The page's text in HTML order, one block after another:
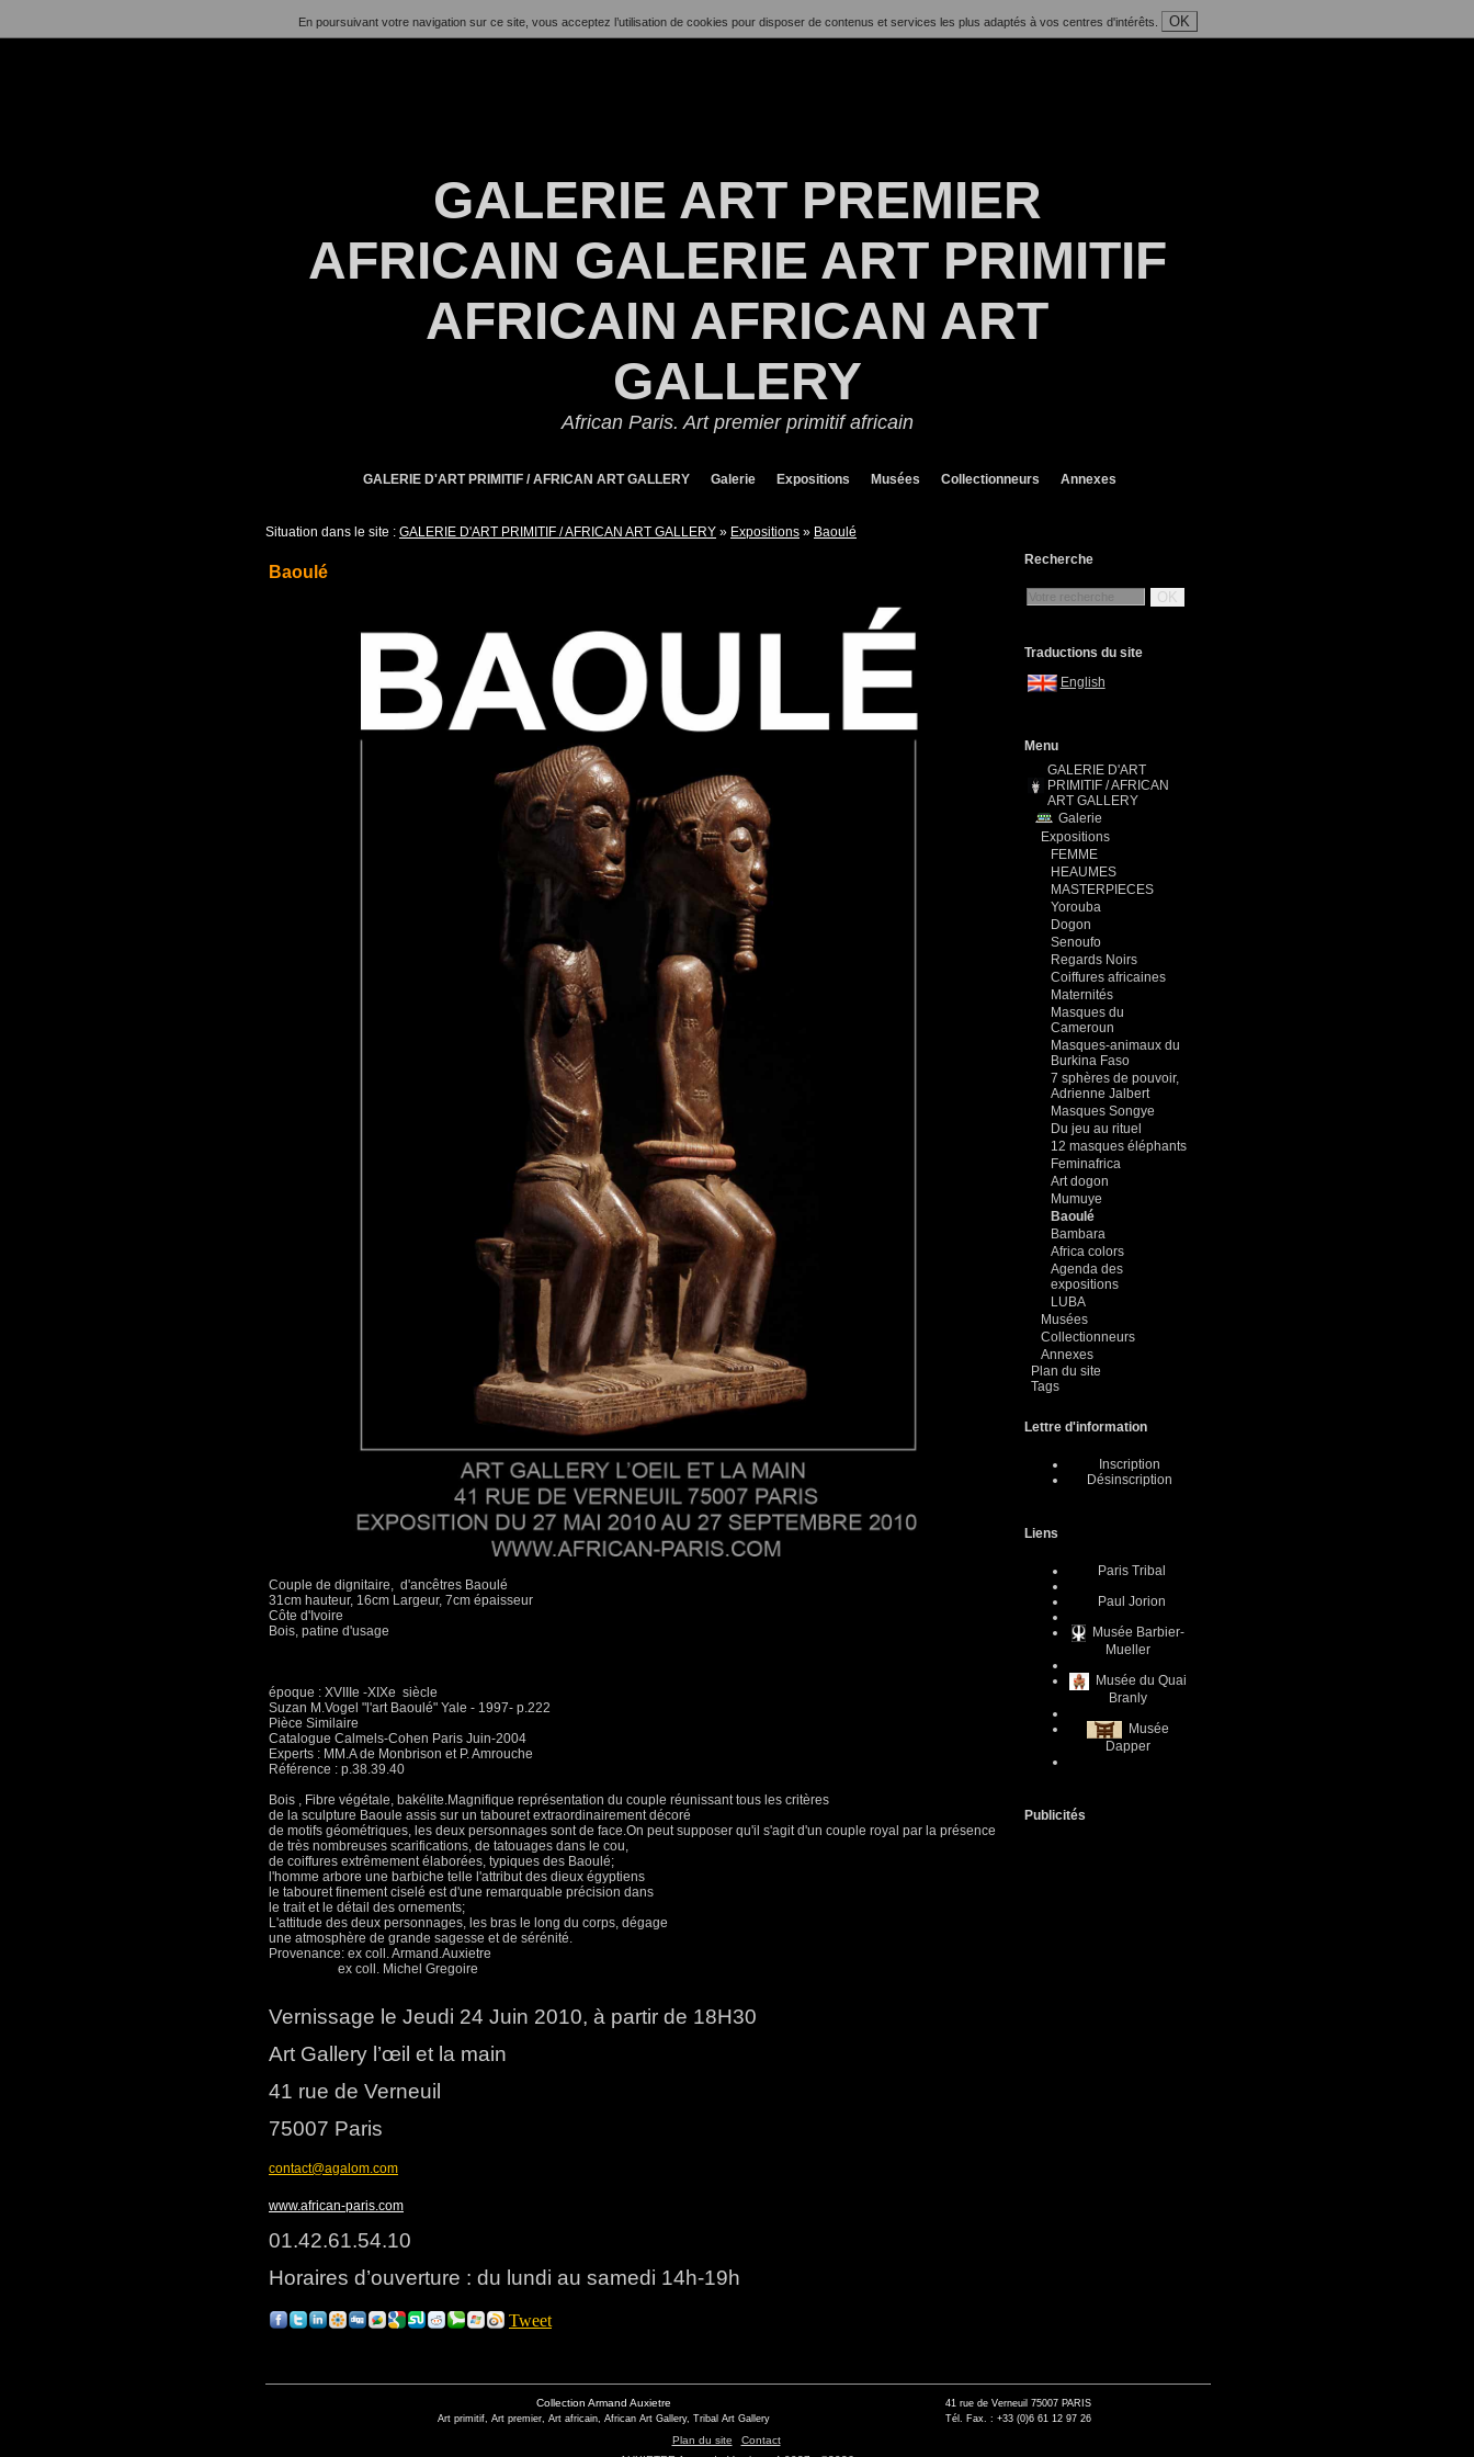
En poursuivant votre navigation sur ce site, vous acceptez l’utilisation de cookies pour disposer de contenus et services les plus adaptés à vos centres d'intérêts. OK
GALERIE ART PREMIER
AFRICAIN GALERIE ART PRIMITIF
AFRICAIN AFRICAN ART
GALLERY
African Paris. Art premier primitif africain
GALERIE D'ART PRIMITIF / AFRICAN ART GALLERY Galerie Expositions Musées Collectionneurs Annexes
Situation dans le site : GALERIE D'ART PRIMITIF / AFRICAN ART GALLERY » Expositions » Baoulé
Baoulé
Couple de dignitaire, d'ancêtres Baoulé
31cm hauteur, 16cm Largeur, 7cm épaisseur
Côte d'Ivoire
Bois, patine d'usage
époque : XVIIIe -XIXe siècle
Suzan M.Vogel "l'art Baoulé" Yale - 1997- p.222
Pièce Similaire
Catalogue Calmels-Cohen Paris Juin-2004
Experts : MM.A de Monbrison et P. Amrouche
Référence : p.38.39.40
Bois , Fibre végétale, bakélite.Magnifique représentation du couple réunissant tous les critères
de la sculpture Baoule assis sur un tabouret extraordinairement décoré
de motifs géométriques, les deux personnages sont de face.On peut supposer qu'il s'agit d'un couple royal par la présence
de très nombreuses scarifications, de tatouages dans le cou,
de coiffures extrêmement élaborées, typiques des Baoulé;
l'homme arbore une barbiche telle l'attribut des dieux égyptiens
le tabouret finement ciselé est d'une remarquable précision dans
le trait et le détail des ornements;
L'attitude des deux personnages, les bras le long du corps, dégage
une atmosphère de grande sagesse et de sérénité.
Provenance: ex coll. Armand.Auxietre
ex coll. Michel Gregoire
Vernissage le Jeudi 24 Juin 2010, à partir de 18H30
Art Gallery l’œil et la main
41 rue de Verneuil
75007 Paris
contact@agalom.com
www.african-paris.com
01.42.61.54.10
Horaires d’ouverture : du lundi au samedi 14h-19h
Tweet
Recherche
OK
Traductions du site
English
Menu
GALERIE D'ART
PRIMITIF / AFRICAN
ART GALLERY
Galerie
Expositions
FEMME
HEAUMES
MASTERPIECES
Yorouba
Dogon
Senoufo
Regards Noirs
Coiffures africaines
Maternités
Masques du
Cameroun
Masques-animaux du
Burkina Faso
7 sphères de pouvoir,
Adrienne Jalbert
Masques Songye
Du jeu au rituel
12 masques éléphants
Feminafrica
Art dogon
Mumuye
Baoulé
Bambara
Africa colors
Agenda des
expositions
LUBA
Musées
Collectionneurs
Annexes
Plan du site
Tags
Lettre d'information
Inscription
Désinscription
Liens
Paris Tribal
Paul Jorion
Musée Barbier-
Mueller
Musée du Quai
Branly
Musée
Dapper
Publicités
Collection Armand Auxietre
Art primitif, Art premier, Art africain, African Art Gallery, Tribal Art Gallery
41 rue de Verneuil 75007 PARIS
Tél. Fax. : +33 (0)6 61 12 97 26
Plan du site
Contact